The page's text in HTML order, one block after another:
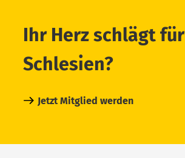
Ihr Herz schlägt für
Schlesien?
Jetzt Mitglied werden